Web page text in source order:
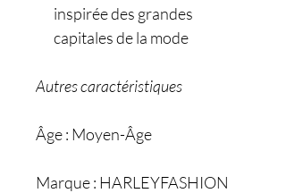
inspirée des grandes
capitales de la mode
Autres caractéristiques
Âge : Moyen-Âge
Marque : HARLEYFASHION